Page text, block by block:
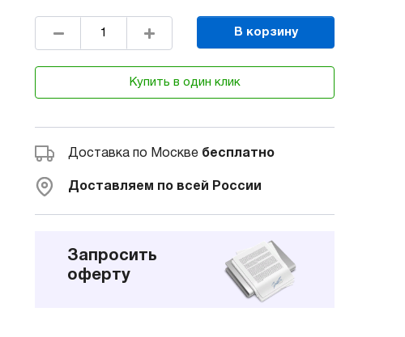
В корзину
Купить в один клик
Доставка по Москве бесплатно
Доставляем по всей России
Запросить
оферту